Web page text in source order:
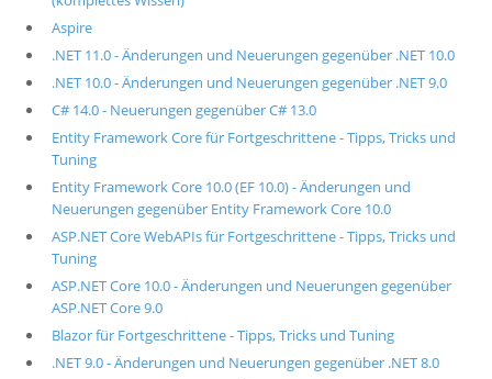
Aspire
.NET 11.0 - Änderungen und Neuerungen gegenüber .NET 10.0
.NET 10.0 - Änderungen und Neuerungen gegenüber .NET 9.0
C# 14.0 - Neuerungen gegenüber C# 13.0
Entity Framework Core für Fortgeschrittene - Tipps, Tricks und
Tuning
Entity Framework Core 10.0 (EF 10.0) - Änderungen und
Neuerungen gegenüber Entity Framework Core 10.0
ASP.NET Core WebAPIs für Fortgeschrittene - Tipps, Tricks und
Tuning
ASP.NET Core 10.0 - Änderungen und Neuerungen gegenüber
ASP.NET Core 9.0
Blazor für Fortgeschrittene - Tipps, Tricks und Tuning
.NET 9.0 - Änderungen und Neuerungen gegenüber .NET 8.0